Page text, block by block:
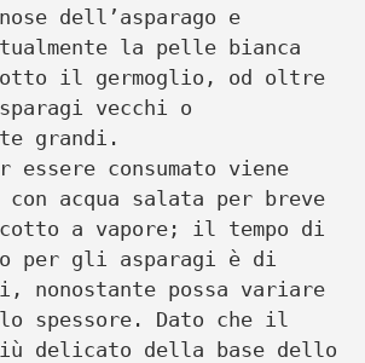
dell’asparago e
la pelle bianca
il germoglio, od oltre
vecchi o
grandi.
essere consumato viene
acqua salata per breve
cotto a vapore; il tempo di
per gli asparagi è di
nonostante possa variare
spessore. Dato che il
delicato della base dello